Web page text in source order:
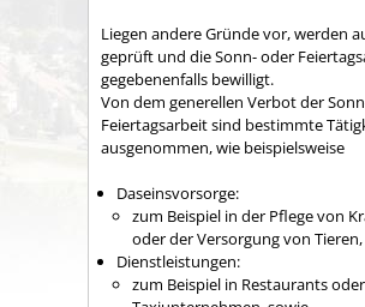
Liegen andere Gründe vor, werden
geprüft und die Sonn- oder
gegebenenfalls bewilligt.
Von dem generellen Verbot der
Feiertagsarbeit sind bestimmte
ausgenommen, wie beispielsweise
Daseinsvorsorge:
zum Beispiel in der Pflege von
oder der Versorgung von Tieren,
Dienstleistungen:
zum Beispiel in Restaurants